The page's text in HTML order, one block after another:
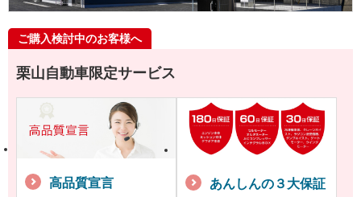
ご購入検討中のお客様へ
栗山自動車限定サービス
高品質宣言 あんしんの３大保証